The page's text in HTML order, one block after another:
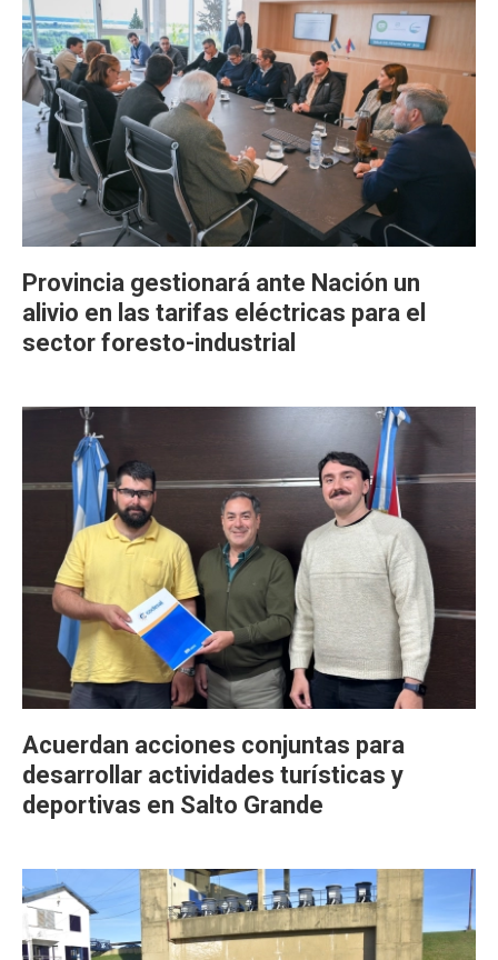
Provincia gestionará ante Nación un
alivio en las tarifas eléctricas para el
sector foresto-industrial
Acuerdan acciones conjuntas para
desarrollar actividades turísticas y
deportivas en Salto Grande